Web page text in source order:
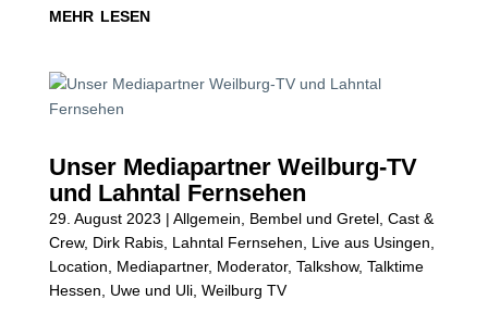
mehr lesen
Unser Mediapartner Weilburg-TV
und Lahntal Fernsehen
29. August 2023 | Allgemein Bembel und Gretel, Cast &
Crew, Dirk Rabis, Lahntal Fernsehen Live aus Usingen
Location
Mediapartner, Moderator, Talkshow, Talktime
Hessen
Uwe und Uli, Weilburg TV